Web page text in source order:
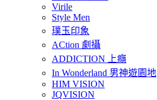
Virile
Style Men
璞玉印象
ACtion 劇攝
ADDICTION 上癮
In Wonderland 男神遊園地
HIM VISION
JQVISION